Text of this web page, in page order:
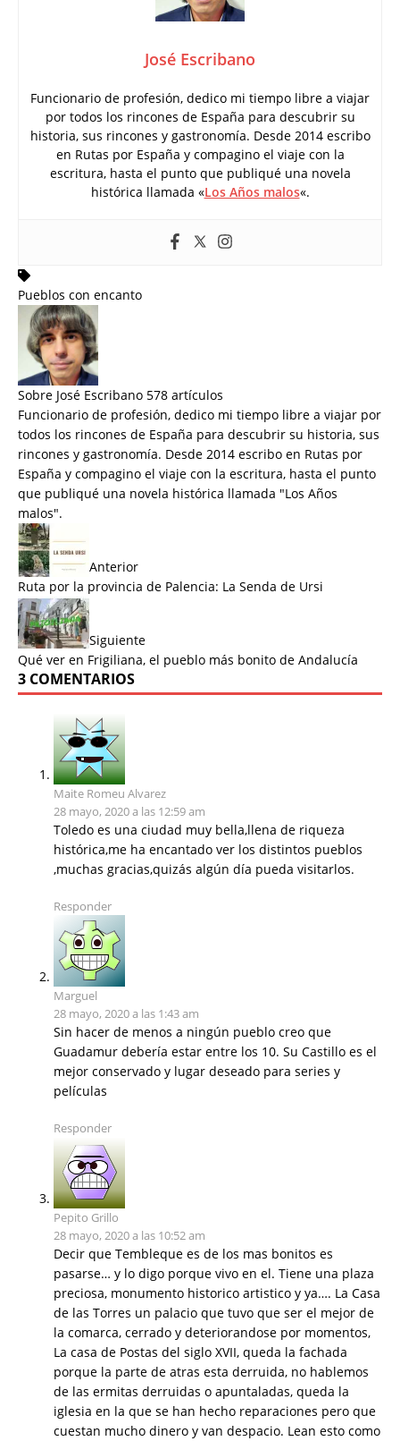
José Escribano
Funcionario de profesión, dedico mi tiempo libre a viajar
por todos los rincones de España para descubrir su
historia, sus rincones y gastronomía. Desde 2014 escribo
en Rutas por España y compagino el viaje con la
escritura, hasta el punto que publiqué una novela
histórica llamada «Los Años malos«.
Pueblos con encanto
Sobre José Escribano 578 artículos
Funcionario de profesión, dedico mi tiempo libre a viajar por
todos los rincones de España para descubrir su historia, sus
rincones y gastronomía. Desde 2014 escribo en Rutas por
España y compagino el viaje con la escritura, hasta el punto
que publiqué una novela histórica llamada "Los Años
malos".
Anterior
Ruta por la provincia de Palencia: La Senda de Ursi
Siguiente
Qué ver en Frigiliana, el pueblo más bonito de Andalucía
3 COMENTARIOS
Maite Romeu Alvarez
28 mayo, 2020 a las 12:59 am
Toledo es una ciudad muy bella,llena de riqueza
histórica,me ha encantado ver los distintos pueblos
,muchas gracias,quizás algún día pueda visitarlos.
Responder
Marguel
28 mayo, 2020 a las 1:43 am
Sin hacer de menos a ningún pueblo creo que
Guadamur debería estar entre los 10. Su Castillo es el
mejor conservado y lugar deseado para series y
películas
Responder
Pepito Grillo
28 mayo, 2020 a las 10:52 am
Decir que Tembleque es de los mas bonitos es
pasarse… y lo digo porque vivo en el. Tiene una plaza
preciosa, monumento historico artistico y ya…. La Casa
de las Torres un palacio que tuvo que ser el mejor de
la comarca, cerrado y deteriorandose por momentos,
La casa de Postas del siglo XVII, queda la fachada
porque la parte de atras esta derruida, no hablemos
de las ermitas derruidas o apuntaladas, queda la
iglesia en la que se han hecho reparaciones pero que
cuestan mucho dinero y van despacio. Lean esto como